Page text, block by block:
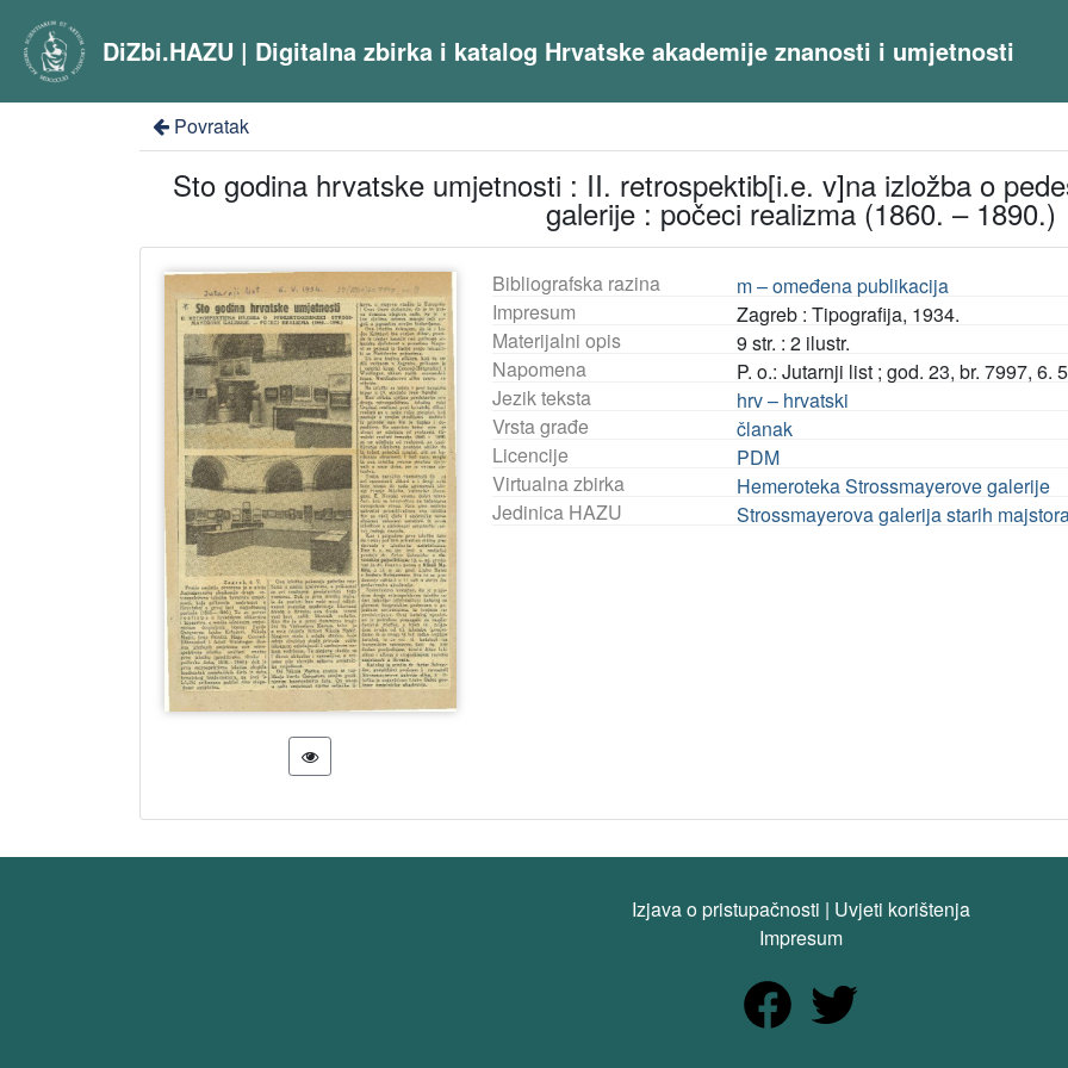
DiZbi.HAZU | Digitalna zbirka i katalog Hrvatske akademije znanosti i umjetnosti
Povratak
Sto godina hrvatske umjetnosti : II. retrospektib[i.e. v]na izložba o
galerije : počeci realizma (1860. – 1890.)
Bibliografska razina
m – omeđena publikacija
Impresum
Zagreb : Tipografija, 1934.
Materijalni opis
9 str. : 2 ilustr.
Napomena
P. o.: Jutarnji list ; god. 23, br. 7997, 6.
Jezik teksta
hrv – hrvatski
Vrsta građe
članak
Licencije
PDM
Virtualna zbirka
Hemeroteka Strossmayerove galerije
Jedinica HAZU
Strossmayerova galerija starih
Izjava o pristupačnosti | Uvjeti korištenja
Impresum